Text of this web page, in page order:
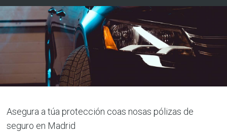
Asegura a túa protección coas nosas pólizas de
seguro en Madrid